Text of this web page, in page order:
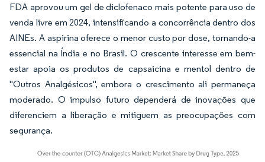
FDA aprovou um gel de diclofenaco mais potente para uso de
venda livre em 2024, intensificando a concorrência dentro dos
AINEs. A aspirina oferece o menor custo por dose, tornando-a
essencial na Índia e no Brasil. O crescente interesse em bem-
estar apoia os produtos de capsaicina e mentol dentro de
"Outros Analgésicos", embora o crescimento ali permaneça
moderado. O impulso futuro dependerá de inovações que
diferenciem a liberação e mitiguem as preocupações com
segurança.